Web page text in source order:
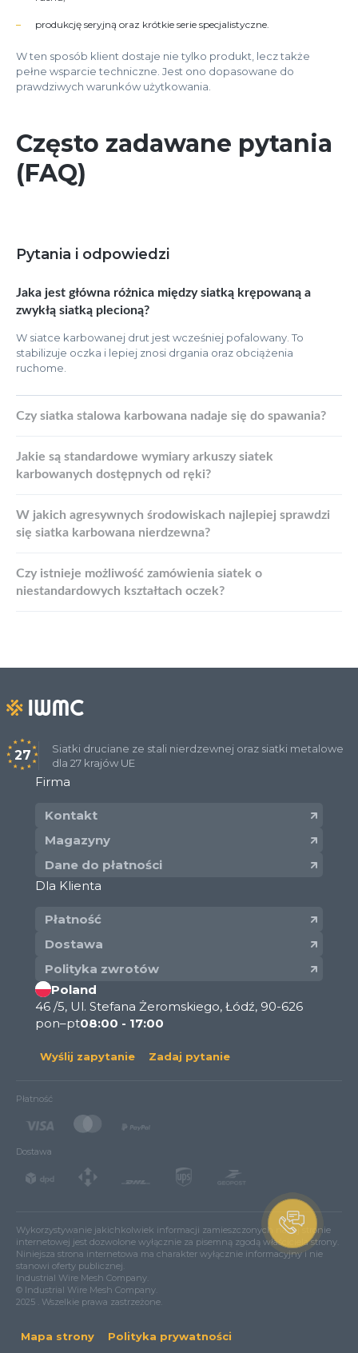
produkcję seryjną oraz krótkie serie specjalistyczne.
W ten sposób klient dostaje nie tylko produkt, lecz także
pełne wsparcie techniczne. Jest ono dopasowane do
prawdziwych warunków użytkowania.
Często zadawane pytania
(FAQ)
Pytania i odpowiedzi
Jaka jest główna różnica między siatką krępowaną a
zwykłą siatką plecioną?
W siatce karbowanej drut jest wcześniej pofalowany. To
stabilizuje oczka i lepiej znosi drgania oraz obciążenia
ruchome.
Czy siatka stalowa karbowana nadaje się do spawania?
Jakie są standardowe wymiary arkuszy siatek
karbowanych dostępnych od ręki?
W jakich agresywnych środowiskach najlepiej sprawdzi
się siatka karbowana nierdzewna?
Czy istnieje możliwość zamówienia siatek o
niestandardowych kształtach oczek?
27
Siatki druciane ze stali nierdzewnej oraz siatki metalowe
dla 27 krajów UE
Firma
Kontakt
Magazyny
Dane do płatności
Dla Klienta
Płatność
Dostawa
Polityka zwrotów
Poland
46 /5, Ul. Stefana Żeromskiego, Łódź, 90-626
pon–pt08:00 - 17:00
Wyślij zapytanie Zadaj pytanie
Płatność
Dostawa
Wykorzystywanie jakichkolwiek informacji zamieszczonych na tej stronie
internetowej jest dozwolone wyłącznie za pisemną zgodą właściciela strony.
Niniejsza strona internetowa ma charakter wyłącznie informacyjny i nie
stanowi oferty publicznej.
Industrial Wire Mesh Company.
© Industrial Wire Mesh Company.
2025 . Wszelkie prawa zastrzeżone.
Mapa strony Polityka prywatności